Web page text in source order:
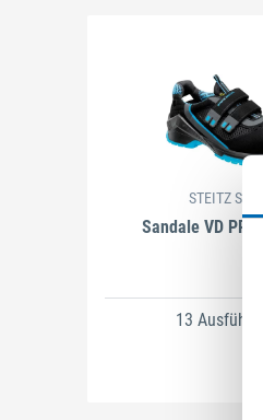
Schließen
STEITZ
Sandale VD PRO
13